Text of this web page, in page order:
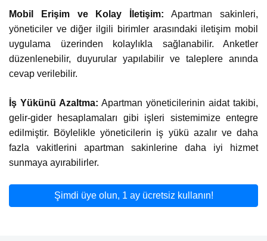
Mobil Erişim ve Kolay İletişim: Apartman sakinleri,
yöneticiler ve diğer ilgili birimler arasındaki iletişim mobil
uygulama üzerinden kolaylıkla sağlanabilir. Anketler
düzenlenebilir, duyurular yapılabilir ve taleplere anında
cevap verilebilir.
İş Yükünü Azaltma: Apartman yöneticilerinin aidat takibi,
gelir-gider hesaplamaları gibi işleri sistemimize entegre
edilmiştir. Böylelikle yöneticilerin iş yükü azalır ve daha
fazla vakitlerini apartman sakinlerine daha iyi hizmet
sunmaya ayırabilirler.
Şimdi üye olun, 1 ay ücretsiz kullanın!